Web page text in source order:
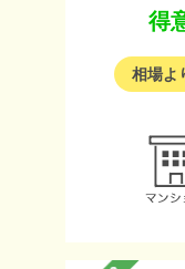
得
相場よ